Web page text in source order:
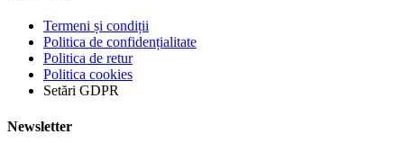
Termeni și condiții
Politica de confidențialitate
Politica de retur
Politica cookies
Setări GDPR
Newsletter